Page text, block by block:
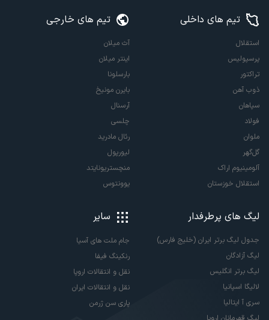
تیم های داخلی
استقلال
پرسپولیس
تراکتور
ذوب آهن
سپاهان
فولاد
ملوان
گل‌گهر
آلومینیوم اراک
استقلال خوزستان
تیم های خارجی
آث میلان
اینتر میلان
بارسلونا
بایرن مونیخ
آرسنال
چلسی
رئال مادرید
لیورپول
منچستریونایتد
یوونتوس
لیگ های پرطرفدار
جدول لیگ برتر ایران (خلیج فارس)
لیگ آزادگان
لیگ برتر انگلیس
لالیگا اسپانیا
سری آ ایتالیا
سایر
جام ملت های آسیا
رنکینگ فیفا
نقل و انتقالات اروپا
نقل و انتقالات ایران
پاری سن ژرمن